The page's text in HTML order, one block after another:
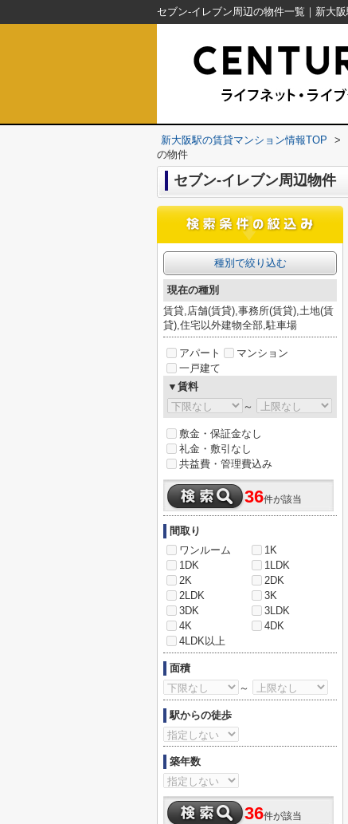
新大阪駅の賃貸マンション情報TOP >
の物件
セブン-イレブン周辺物件
種別で絞り込む
現在の種別
賃貸,店舗(賃貸),事務所(賃貸),土地(賃
貸),住宅以外建物全部,駐車場
アパート
マンション
一戸建て
▼賃料
～
敷金・保証金なし
礼金・敷引なし
共益費・管理費込み
36件が該当
間取り
ワンルーム
1K
1DK
1LDK
2K
2DK
2LDK
3K
3DK
3LDK
4K
4DK
4LDK以上
面積
～
駅からの徒歩
築年数
36件が該当